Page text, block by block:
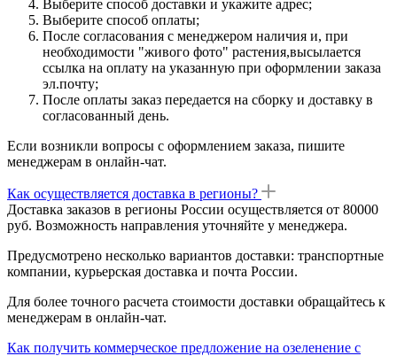
Выберите способ доставки и укажите адрес;
Выберите способ оплаты;
После согласования с менеджером наличия и, при
необходимости "живого фото" растения,высылается
ссылка на оплату на указанную при оформлении заказа
эл.почту;
После оплаты заказ передается на сборку и доставку в
согласованный день.
Если возникли вопросы с оформлением заказа, пишите
менеджерам в онлайн-чат.
Как осуществляется доставка в регионы?
Доставка заказов в регионы России осуществляется от 80000
руб. Возможность направления уточняйте у менеджера.
Предусмотрено несколько вариантов доставки: транспортные
компании, курьерская доставка и почта России.
Для более точного расчета стоимости доставки обращайтесь к
менеджерам в онлайн-чат.
Как получить коммерческое предложение на озеленение с